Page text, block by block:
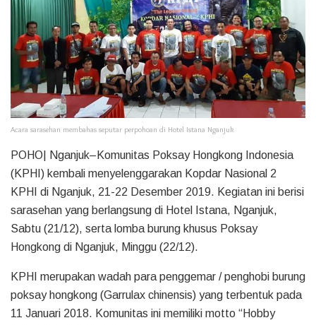
Acara sarasehan membahas seputar perpohoan di Hotel Istana Nganjuk
POHO| Nganjuk–Komunitas Poksay Hongkong Indonesia
(KPHI) kembali menyelenggarakan Kopdar Nasional 2
KPHI di Nganjuk, 21-22 Desember 2019. Kegiatan ini berisi
sarasehan yang berlangsung di Hotel Istana, Nganjuk,
Sabtu (21/12), serta lomba burung khusus Poksay
Hongkong di Nganjuk, Minggu (22/12).
KPHI merupakan wadah para penggemar / penghobi burung
poksay hongkong (Garrulax chinensis) yang terbentuk pada
11 Januari 2018. Komunitas ini memiliki motto “Hobby